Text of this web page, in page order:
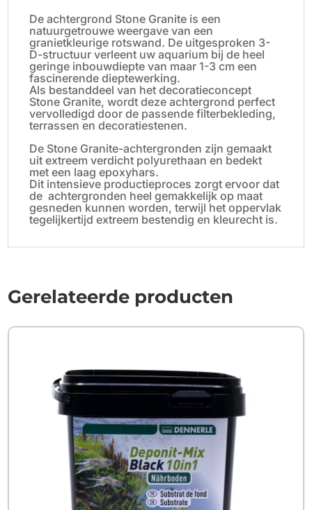
De achtergrond Stone Granite is een
natuurgetrouwe weergave van een
granietkleurige rotswand. De uitgesproken 3-
D-structuur verleent uw aquarium bij de heel
geringe inbouwdiepte van maar 1-3 cm een
fascinerende dieptewerking.
Als bestanddeel van het decoratieconcept
Stone Granite, wordt deze achtergrond perfect
vervolledigd door de passende filterbekleding,
terrassen en decoratiestenen.
De Stone Granite-achtergronden zijn gemaakt
uit extreem verdicht polyurethaan en bedekt
met een laag epoxyhars.
Dit intensieve productieproces zorgt ervoor dat
de achtergronden heel gemakkelijk op maat
gesneden kunnen worden, terwijl het oppervlak
tegelijkertijd extreem bestendig en kleurecht is.
Gerelateerde producten